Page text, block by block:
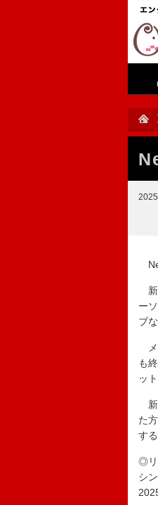
新
ー
ブ
メ
も
ッ
新
た
す
◎リ
シ